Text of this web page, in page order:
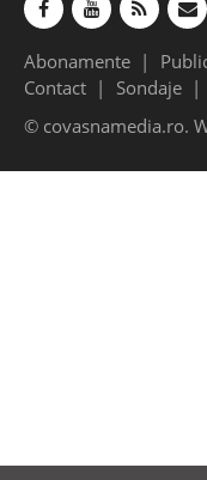
Abonamente
Contact
Sondaje
© covasnamedia.ro.